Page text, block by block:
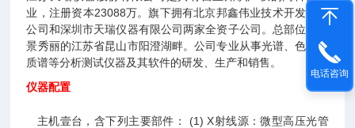
业，注册资本23088万。旗下拥有北京邦鑫伟业技术开发有限
公司和深圳市天瑞仪器有限公司两家全资子公司。总部位于风
景秀丽的江苏省昆山市阳澄湖畔。公司专业从事光谱、色谱、
质谱等分析测试仪器及其软件的研发、生产和销售。
仪器配置
主机壹台，含下列主要部件： (1) X射线源：微型高压光管
电话咨询